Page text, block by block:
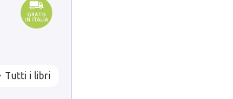
Tutti i libri